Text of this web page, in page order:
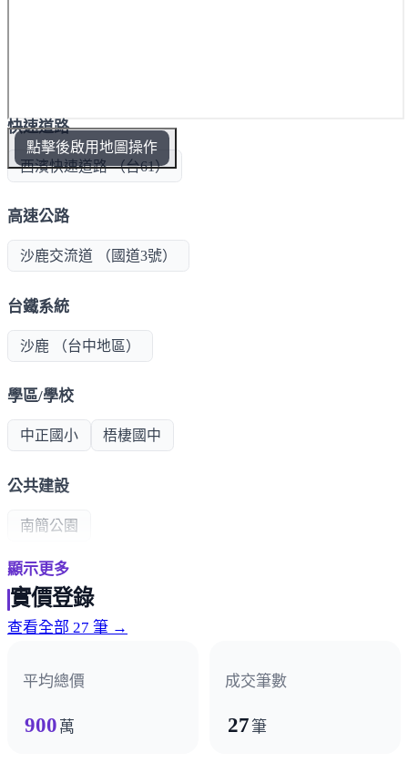
點擊後啟用地圖操作
快速道路
西濱快速道路 （台61）
高速公路
沙鹿交流道 （國道3號）
台鐵系統
沙鹿 （台中地區）
學區/學校
中正國小 梧棲國中
公共建設
南簡公園
超商/賣場
顯示更多
實價登錄
查看全部 27 筆 →
平均總價
900 萬
成交筆數
27筆